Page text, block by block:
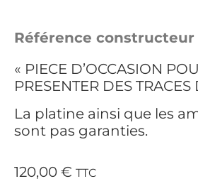
Référence constructeur
« PIECE D’OCCASION
PRESENTER DES TRACES
La platine ainsi que les
sont pas garanties.
120,00 € TTC